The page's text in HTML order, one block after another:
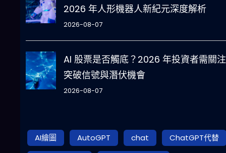
2026 年人形機器人新紀元深度解析
2026-08-07
AI 股票是否觸底？2026 年投資者需關
突破信號與潛伏機會
2026-08-07
AI繪圖 AutoGPT chat
ChatGPT代替